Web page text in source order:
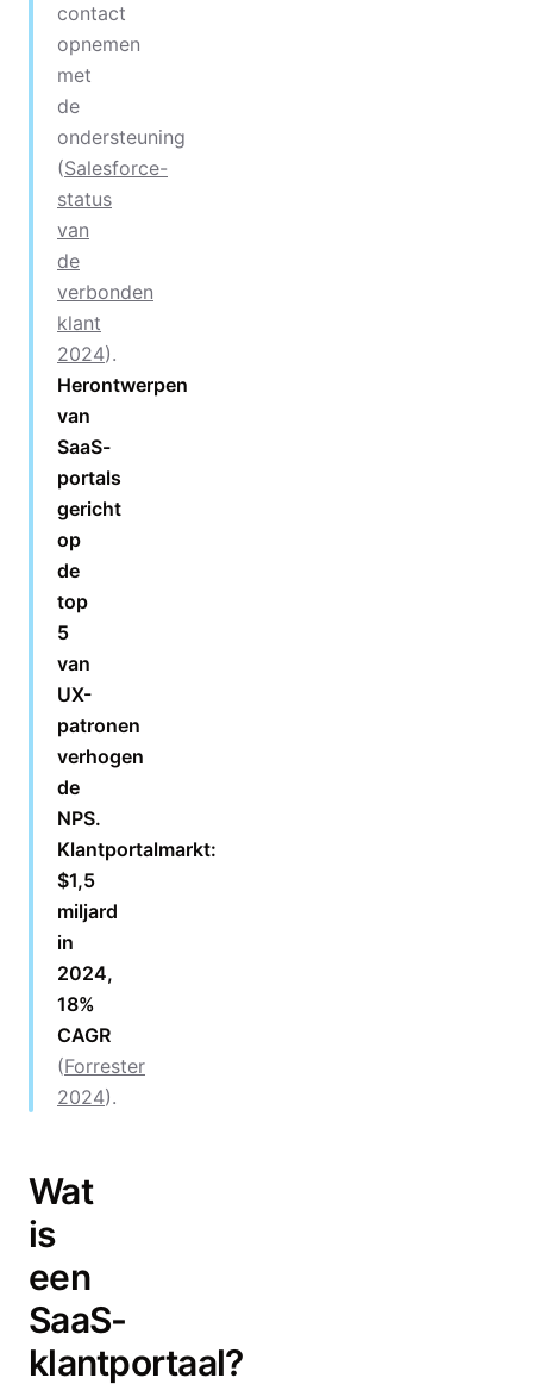
contact
opnemen
met
de
ondersteuning
(Salesforce-
status
van
de
verbonden
klant
2024).
Herontwerpen
van
SaaS-
portals
gericht
op
de
top
5
van
UX-
patronen
verhogen
de
NPS.
Klantportalmarkt:
$1,5
miljard
in
2024,
18%
CAGR
(Forrester
2024).
Wat
is
een
SaaS-
klantportaal?